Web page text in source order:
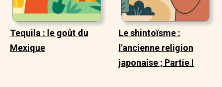
Tequila : le goût du
Mexique
Le shintoïsme :
l'ancienne religion
japonaise ; Partie I